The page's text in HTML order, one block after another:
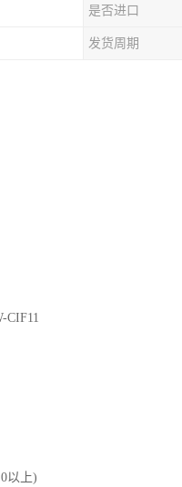
是否进口
发货周期
CIF11
以上)